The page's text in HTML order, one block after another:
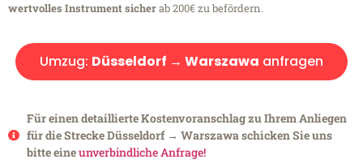
wertvolles Instrument sicherab 200€ zu befördern.
Umzug: Düsseldorf → Warszawa anfragen
Für einen detaillierte Kostenvoranschlag zu Ihrem Anliegen
für die Strecke Düsseldorf → Warszawa schicken Sie uns
bitte eineunverbindliche Anfrage!